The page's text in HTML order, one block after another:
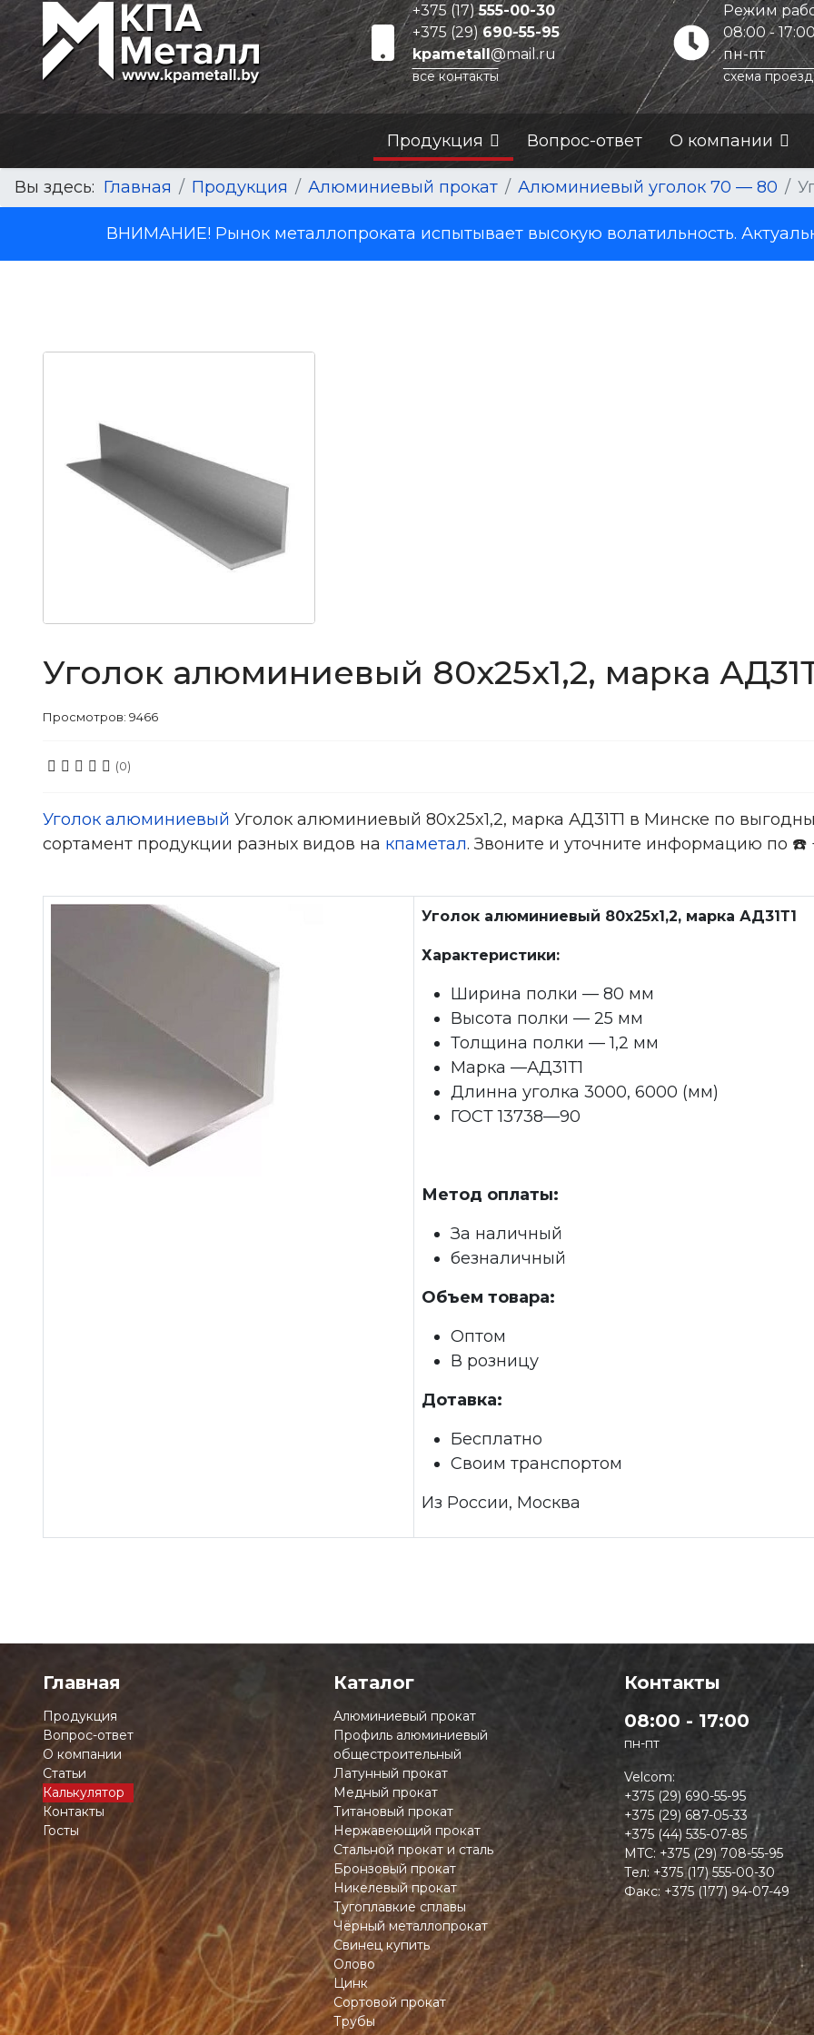
+375 (17)555-00-30
+375 (29)690-55-95
kpametall@mail.ru
все контакты
Режим
08:00 -
пн-пт
схема
Продукция Вопрос-ответ О компании
Вы здесь: Главная Продукция Алюминиевый прокат Алюминиевый уголок 70 — 80
ВНИМАНИЕ! Рынок металлопроката испытывает высокую волатильность.
Уголок алюминиевый 80x25x1,2, марка
Просмотров: 9466
(0)
Уголок алюминиевый Уголок алюминиевый 80x25x1,2, марка АД31Т1 в Минске по
сортамент продукции разных видов на кпаметал. Звоните и уточните информацию по ☎️
Уголок алюминиевый 80x25x1,2, марка АД31Т1
Характеристики:
Ширина полки — 80 мм
Высота полки — 25 мм
Толщина полки — 1,2 мм
Марка —АД31Т1
Длинна уголка 3000, 6000 (мм)
ГОСТ 13738—90
Метод оплаты:
За наличный
безналичный
Объем товара:
Оптом
В розницу
Дотавка:
Бесплатно
Своим транспортом
Из России, Москва
Главная
Продукция
Вопрос-ответ
О компании
Статьи
Калькулятор
Контакты
Госты
Каталог
Алюминиевый прокат
Профиль алюминиевый
общестроительный
Латунный прокат
Медный прокат
Титановый прокат
Нержавеющий прокат
Стальной прокат и сталь
Бронзовый прокат
Никелевый прокат
Тугоплавкие сплавы
Чёрный металлопрокат
Свинец купить
Олово
Цинк
Сортовой прокат
Трубы
Контакты
08:00 - 17:00
пн-пт
Velcom:
+375 (29) 690-55-95
+375 (29) 687-05-33
+375 (44) 535-07-85
MTC: +375 (29) 708-55-95
Тел: +375 (17) 555-00-30
Факс: +375 (177) 94-07-49